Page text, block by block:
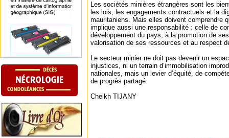
Les sociétés minières étrangères sont les
les lois, les engagements contractuels et la
mauritaniens. Mais elles doivent comprendre
implique aussi une responsabilité : celle de
développement du pays, à la promotion de
valorisation de ses ressources et au respect
Le secteur minier ne doit pas devenir un
injustices, ni un terrain d’immobilisation
nationales, mais un levier d’équité, de
de progrès partagé.
Cheikh TIJANY